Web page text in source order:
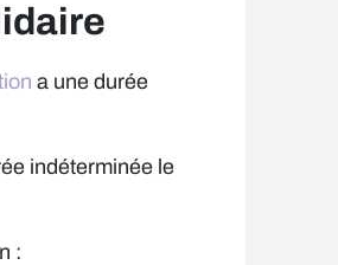
a une durée
indéterminée le
: